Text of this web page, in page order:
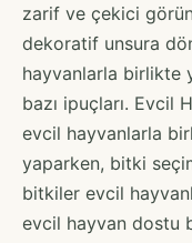
zarif ve çekici
dekoratif unsura
hayvanlarla birlikte
bazı ipuçları. Evcil
evcil hayvanlarla
yaparken, bitki
bitkiler evcil
evcil hayvan dostu